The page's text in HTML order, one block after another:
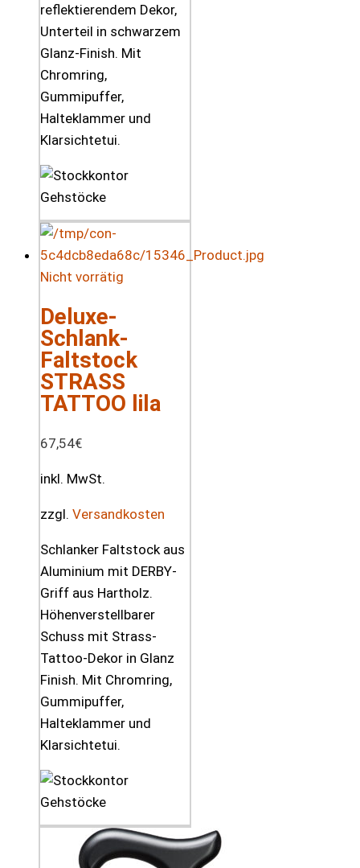
reflektierendem Dekor,
Unterteil in schwarzem
Glanz-Finish. Mit
Chromring,
Gummipuffer,
Halteklammer und
Klarsichtetui.
Nicht vorrätig
Deluxe-
Schlank-
Faltstock
STRASS
TATTOO lila
67,54€
inkl. MwSt.
zzgl. Versandkosten
Schlanker Faltstock aus
Aluminium mit DERBY-
Griff aus Hartholz.
Höhenverstellbarer
Schuss mit Strass-
Tattoo-Dekor in Glanz
Finish. Mit Chromring,
Gummipuffer,
Halteklammer und
Klarsichtetui.